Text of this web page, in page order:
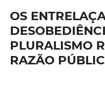
OS
PLURALISMO
RAZÃO